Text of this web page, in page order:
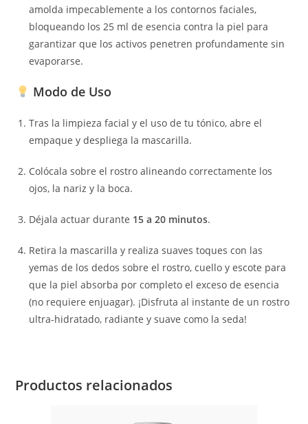
amolda impecablemente a los contornos faciales,
bloqueando los 25 ml de esencia contra la piel para
garantizar que los activos penetren profundamente sin
evaporarse.
Modo de Uso
Tras la limpieza facial y el uso de tu tónico, abre el
empaque y despliega la mascarilla.
Colócala sobre el rostro alineando correctamente los
ojos, la nariz y la boca.
Déjala actuar durante 15 a 20 minutos.
Retira la mascarilla y realiza suaves toques con las
yemas de los dedos sobre el rostro, cuello y escote para
que la piel absorba por completo el exceso de esencia
(no requiere enjuagar). ¡Disfruta al instante de un rostro
ultra-hidratado, radiante y suave como la seda!
Productos relacionados